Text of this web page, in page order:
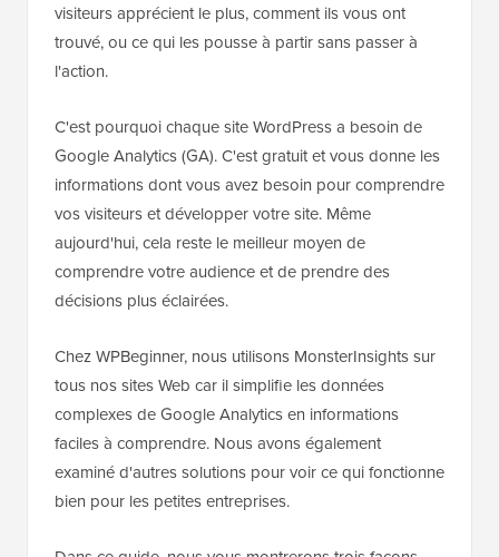
visiteurs apprécient le plus, comment ils vous ont
trouvé, ou ce qui les pousse à partir sans passer à
l'action.
C'est pourquoi chaque site WordPress a besoin de
Google Analytics (GA). C'est gratuit et vous donne les
informations dont vous avez besoin pour comprendre
vos visiteurs et développer votre site. Même
aujourd'hui, cela reste le meilleur moyen de
comprendre votre audience et de prendre des
décisions plus éclairées.
Chez WPBeginner, nous utilisons MonsterInsights sur
tous nos sites Web car il simplifie les données
complexes de Google Analytics en informations
faciles à comprendre. Nous avons également
examiné d'autres solutions pour voir ce qui fonctionne
bien pour les petites entreprises.